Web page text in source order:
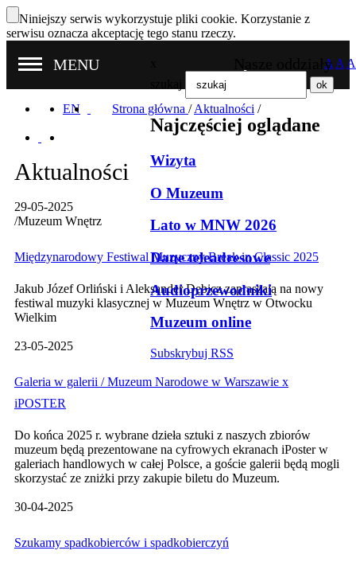
Niniejszy serwis wykorzystuje pliki cookie. Korzystanie z
serwisu oznacza akceptację tego stanu rzeczy.
Nasze oddziały
MENU
Najczęściej oglądane
Wizyta
O Muzeum
Lato w MNW 2026
Dane teleadresowe
Audioprzewodniki
Muzeum online
Subskrybuj RSS
A A A
EN Strona główna / Aktualności /
Aktualności
29-05-2025
/Muzeum Wnętrz
Międzynarodowy Festiwal Muzyczny Break in Classic 2025
Jakub Józef Orliński i Aleksander Dębicz zapraszają na nowy
festiwal muzyki klasycznej w Muzeum Wnętrz w Otwocku
Wielkim
23-05-2025
Galeria w galerii / Muzeum Narodowe w Warszawie x
iPOSTER
Do końca 2025 r. wybrane dzieła sztuki z naszych zbiorów
muzeum będą prezentowane na cyfrowych ekranach iPoster w
galeriach handlowych w całej Polsce, a goście galerii będą mogli
skorzystać ze zniżki przy zakupie biletu do Muzeum.
30-04-2025
Szukamy spadkobierców i spadkobierczyń